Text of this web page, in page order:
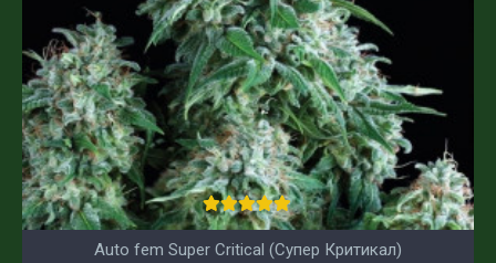
Auto fem Super Critical (Супер Критикал)